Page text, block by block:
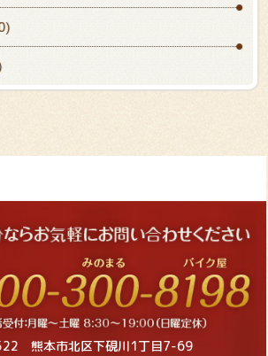
熊本市北区下硯川1丁目7-69